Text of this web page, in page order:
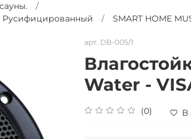
Русифицированный
SMART HOME
арт. DB-005/1
Water -
(0) В